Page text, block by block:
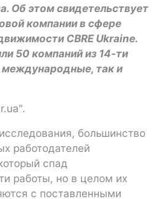
Об этом свидетельствует
компании в сфере
CBRE Ukraine.
50 компаний из 14-ти
международные, так и
большинство
работодателей
спад
работы, но в целом их
с поставленными